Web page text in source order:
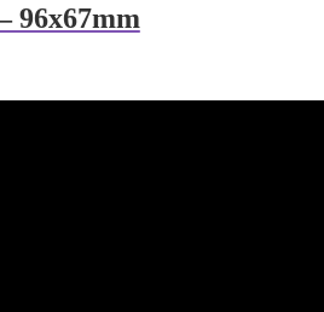
96x67mm